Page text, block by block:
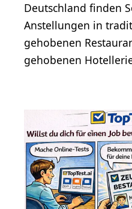
Deutschland finden
Anstellungen in
gehobenen
gehobenen